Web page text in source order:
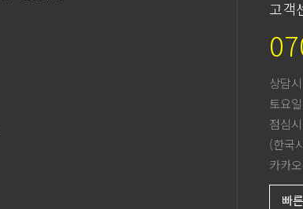
고객
상담
토요일
점심
(한국
카카
빠